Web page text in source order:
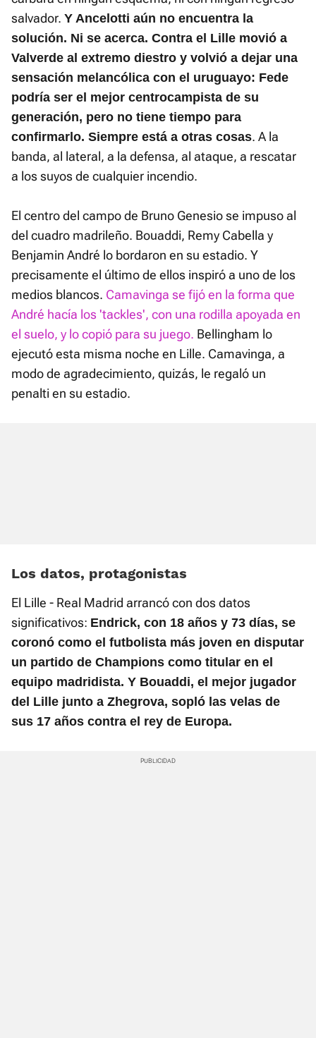
salvador. Y Ancelotti aún no encuentra la
solución. Ni se acerca. Contra el Lille movió a
Valverde al extremo diestro y volvió a dejar una
sensación melancólica con el uruguayo: Fede
podría ser el mejor centrocampista de su
generación, pero no tiene tiempo para
confirmarlo. Siempre está a otras cosas. A la
banda, al lateral, a la defensa, al ataque, a rescatar
a los suyos de cualquier incendio.
El centro del campo de Bruno Genesio se impuso al
del cuadro madrileño. Bouaddi, Remy Cabella y
Benjamin André lo bordaron en su estadio. Y
precisamente el último de ellos inspiró a uno de los
medios blancos. Camavinga se fijó en la forma que
André hacía los 'tackles', con una rodilla apoyada en
el suelo, y lo copió para su juego. Bellingham lo
ejecutó esta misma noche en Lille. Camavinga, a
modo de agradecimiento, quizás, le regaló un
penalti en su estadio.
Los datos, protagonistas
El Lille - Real Madrid arrancó con dos datos
significativos: Endrick, con 18 años y 73 días, se
coronó como el futbolista más joven en disputar
un partido de Champions como titular en el
equipo madridista. Y Bouaddi, el mejor jugador
del Lille junto a Zhegrova, sopló las velas de
sus 17 años contra el rey de Europa.